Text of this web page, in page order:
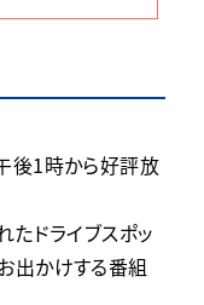
後1時から好評放
たドライブスポッ
出かけする番組